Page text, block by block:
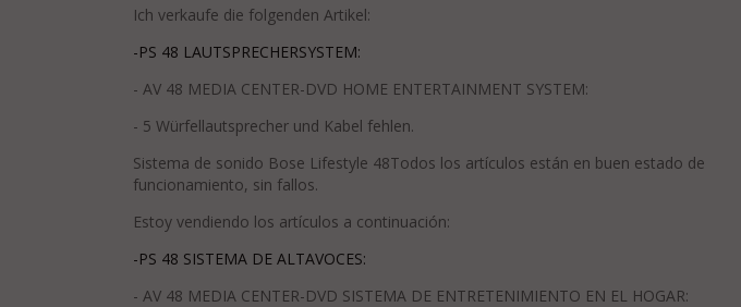
Ich verkaufe die folgenden Artikel:
-PS 48 LAUTSPRECHERSYSTEM:
- AV 48 MEDIA CENTER-DVD HOME ENTERTAINMENT SYSTEM:
- 5 Würfellautsprecher und Kabel fehlen.
Sistema de sonido Bose Lifestyle 48Todos los artículos están en buen estado de
funcionamiento, sin fallos.
Estoy vendiendo los artículos a continuación:
-PS 48 SISTEMA DE ALTAVOCES:
- AV 48 MEDIA CENTER-DVD SISTEMA DE ENTRETENIMIENTO EN EL HOGAR: